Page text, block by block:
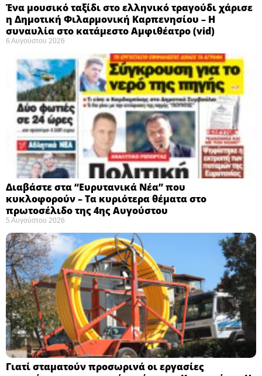
Ένα μουσικό ταξίδι στο ελληνικό τραγούδι χάρισε
η Δημοτική Φιλαρμονική Καρπενησίου – Η
συναυλία στο κατάμεστο Αμφιθέατρο (vid)
6 Αυγούστου 2026
Διαβάστε στα “Ευρυτανικά Νέα” που
κυκλοφορούν – Τα κυριότερα θέματα στο
πρωτοσέλιδο της 4ης Αυγούστου
5 Αυγούστου 2026
Γιατί σταματούν προσωρινά οι εργασίες